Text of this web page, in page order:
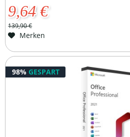
9,64 €
139,90 €
Merken
98% GESPART